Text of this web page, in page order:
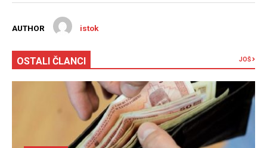
AUTHOR istok
OSTALI ČLANCI JOŠ